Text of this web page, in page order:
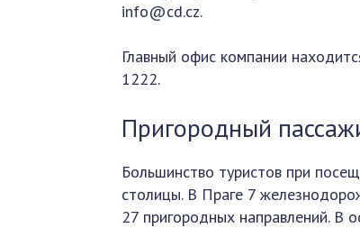
info@cd.cz.
Главный офис компании
1222.
Пригородный
Большинство туристов при
столицы. В Праге 7
27 пригородных направлений. В